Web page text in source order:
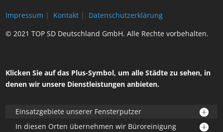
Impressum | Kontakt |
Datenschutzerklärung
© 2021 TOP SD Deutschland GmbH. Alle Rechte vorbehalten.
Klicken Sie auf das Plus-Symbol, um alle Städte zu sehen, in
denen wir unsere Dienstleistungen anbieten.
Einsatzgebiete unserer Fensterputzer
In diesen Orten übernehmen wir Büroreinigung